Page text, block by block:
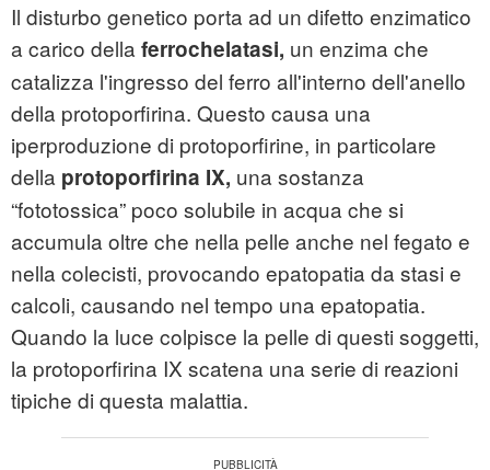
Il disturbo genetico porta ad un difetto enzimatico
a carico della ferrochelatasi, un enzima che
catalizza l'ingresso del ferro all'interno dell'anello
della protoporfirina. Questo causa una
iperproduzione di protoporfirine, in particolare
della protoporfirina IX, una sostanza
“fototossica” poco solubile in acqua che si
accumula oltre che nella pelle anche nel fegato e
nella colecisti, provocando epatopatia da stasi e
calcoli, causando nel tempo una epatopatia.
Quando la luce colpisce la pelle di questi soggetti,
la protoporfirina IX scatena una serie di reazioni
tipiche di questa malattia.